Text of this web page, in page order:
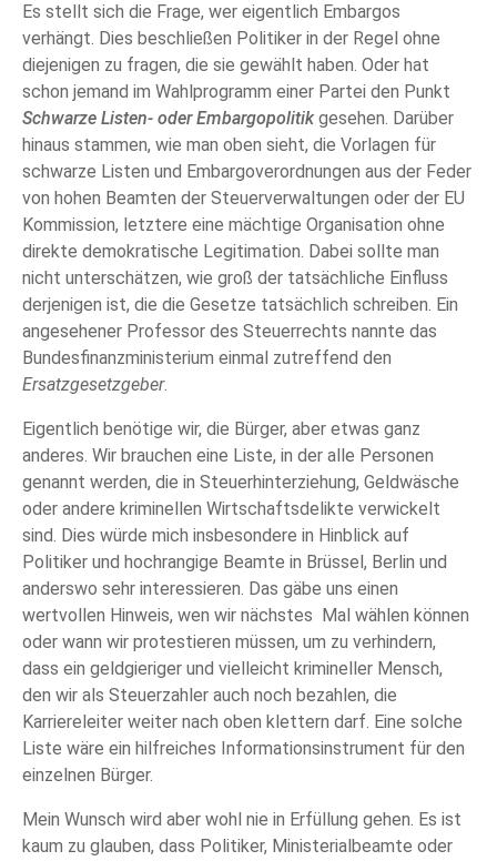
Es stellt sich die Frage, wer eigentlich Embargos
verhängt. Dies beschließen Politiker in der Regel ohne
diejenigen zu fragen, die sie gewählt haben. Oder hat
schon jemand im Wahlprogramm einer Partei den Punkt
Schwarze Listen- oder Embargopolitik gesehen. Darüber
hinaus stammen, wie man oben sieht, die Vorlagen für
schwarze Listen und Embargoverordnungen aus der Feder
von hohen Beamten der Steuerverwaltungen oder der EU
Kommission, letztere eine mächtige Organisation ohne
direkte demokratische Legitimation. Dabei sollte man
nicht unterschätzen, wie groß der tatsächliche Einfluss
derjenigen ist, die die Gesetze tatsächlich schreiben. Ein
angesehener Professor des Steuerrechts nannte das
Bundesfinanzministerium einmal zutreffend den
Ersatzgesetzgeber.
Eigentlich benötige wir, die Bürger, aber etwas ganz
anderes. Wir brauchen eine Liste, in der alle Personen
genannt werden, die in Steuerhinterziehung, Geldwäsche
oder andere kriminellen Wirtschaftsdelikte verwickelt
sind. Dies würde mich insbesondere in Hinblick auf
Politiker und hochrangige Beamte in Brüssel, Berlin und
anderswo sehr interessieren. Das gäbe uns einen
wertvollen Hinweis, wen wir nächstes Mal wählen können
oder wann wir protestieren müssen, um zu verhindern,
dass ein geldgieriger und vielleicht krimineller Mensch,
den wir als Steuerzahler auch noch bezahlen, die
Karriereleiter weiter nach oben klettern darf. Eine solche
Liste wäre ein hilfreiches Informationsinstrument für den
einzelnen Bürger.
Mein Wunsch wird aber wohl nie in Erfüllung gehen. Es ist
kaum zu glauben, dass Politiker, Ministerialbeamte oder